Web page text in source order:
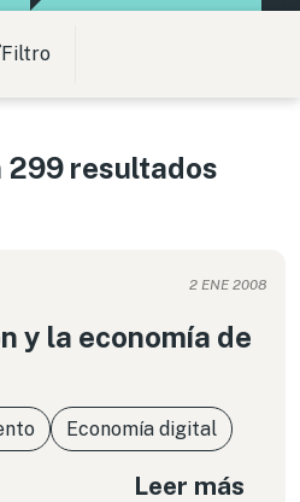
Filtro
299 resultados
2 ENE 2008
y la economía de
Economía digital
Leer más